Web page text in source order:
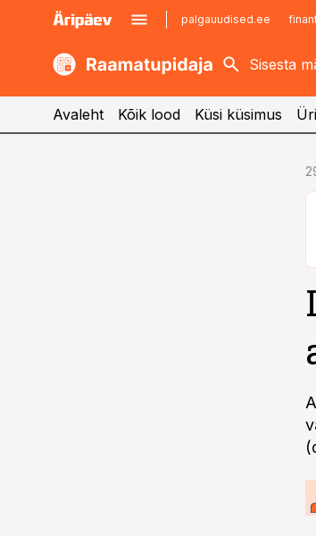
palgauudised.ee
kaubandus.ee
kinnisvarauudised.ee
Avaleht Kõik lood Küsi küsimus